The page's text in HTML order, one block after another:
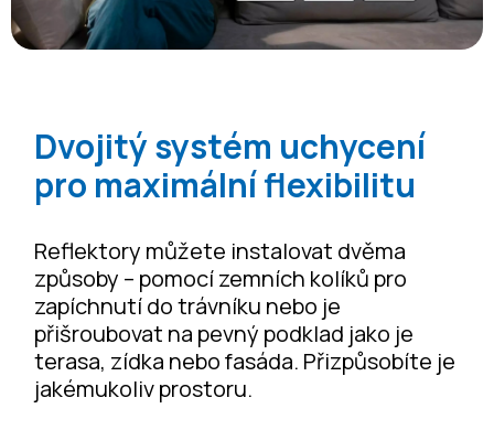
Dvojitý systém uchycení
pro maximální flexibilitu
Reflektory můžete instalovat dvěma
způsoby – pomocí zemních kolíků pro
zapíchnutí do trávníku nebo je
přišroubovat na pevný podklad jako je
terasa, zídka nebo fasáda. Přizpůsobíte je
jakémukoliv prostoru.